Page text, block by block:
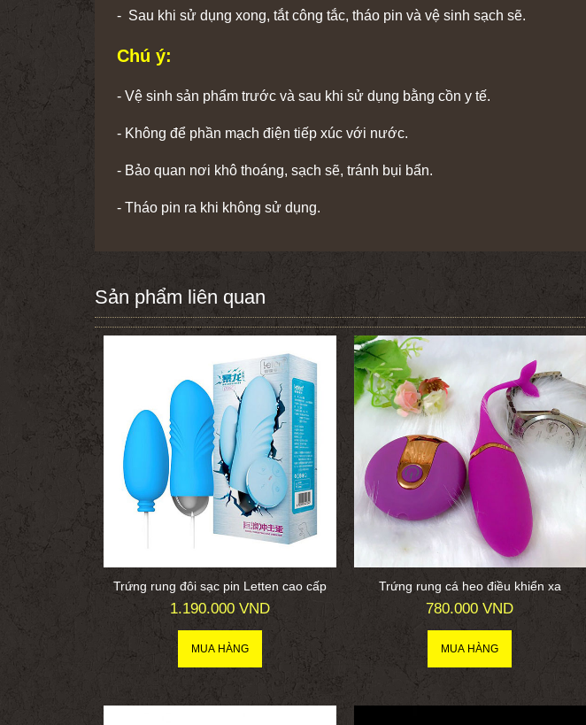
- Sau khi sử dụng xong, tắt công tắc, tháo pin và vệ sinh sạch sẽ.
Chú ý:
- Vệ sinh sản phẩm trước và sau khi sử dụng bằng cồn y tế.
- Không để phần mạch điện tiếp xúc với nước.
- Bảo quan nơi khô thoáng, sạch sẽ, tránh bụi bẩn.
- Tháo pin ra khi không sử dụng.
Sản phẩm liên quan
Trứng rung đôi sạc pin Letten cao cấp
1.190.000 VND
Trứng rung cá heo điều khiển xa
780.000 VND